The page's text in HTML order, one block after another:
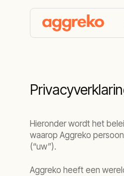
Hieronder wordt het
waarop Aggreko
(“uw”).
Aggreko heeft een